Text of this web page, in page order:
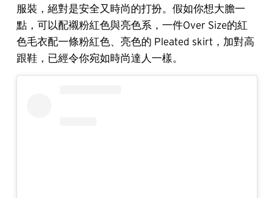
服裝，絕對是安全又時尚的打扮。假如你想大膽一
點，可以配襯粉紅色與亮色系，一件Over Size的紅
色毛衣配一條粉紅色、亮色的 Pleated skirt，加對高
跟鞋，已經令你宛如時尚達人一樣。